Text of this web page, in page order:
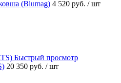
(Blumag) 4 520 руб. / шт
Быстрый просмотр
20 350 руб. / шт